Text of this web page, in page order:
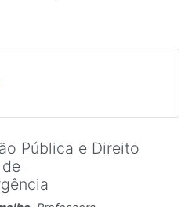
Pública e Direito